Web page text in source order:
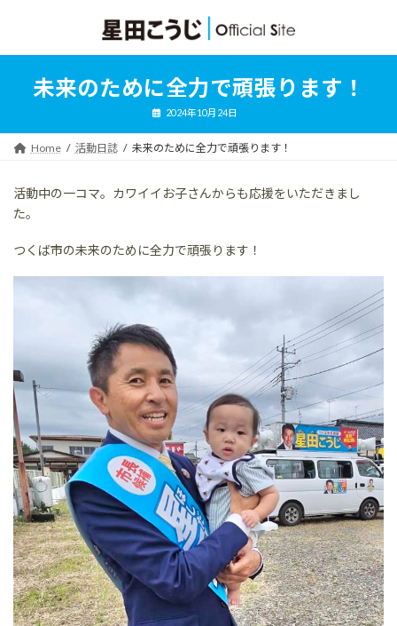
ン
ッ
ー
移
未来のために全力で頑張ります！
2024年10月24日
Home 活動日誌 未来のために全力で頑張ります！
活動中の一コマ。カワイイお子さんからも応援をいただきまし
た。
つくば市の未来のために全力で頑張ります！